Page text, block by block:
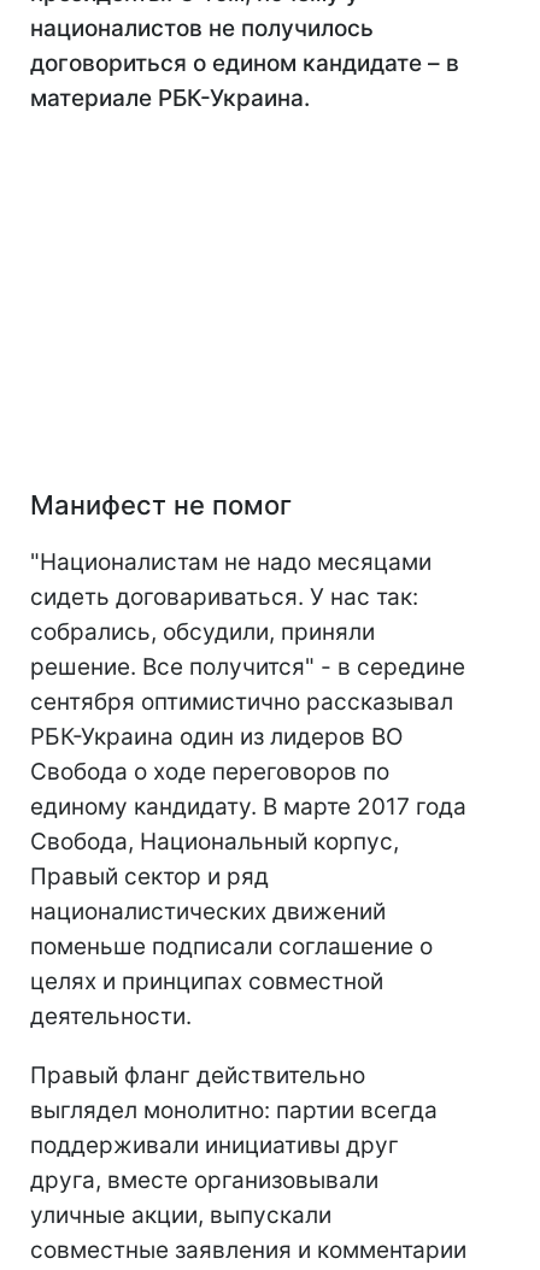
националистов не получилось
договориться о едином кандидате – в
материале РБК-Украина.
Манифест не помог
"Националистам не надо месяцами
сидеть договариваться. У нас так:
собрались, обсудили, приняли
решение. Все получится" - в середине
сентября оптимистично рассказывал
РБК-Украина один из лидеров ВО
Свобода о ходе переговоров по
единому кандидату. В марте 2017 года
Свобода, Национальный корпус,
Правый сектор и ряд
националистических движений
поменьше подписали соглашение о
целях и принципах совместной
деятельности.
Правый фланг действительно
выглядел монолитно: партии всегда
поддерживали инициативы друг
друга, вместе организовывали
уличные акции, выпускали
совместные заявления и комментарии